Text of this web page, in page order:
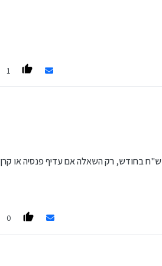
1
ההכנסה החודשית שלה בתור עצמאי הוא 5000 בחודש, אנו שוקלים להפקיד לפנסיה בין 500 -800 ש"ח בחודש, רק השאלה אם עדיף פנסיה או קרן
0